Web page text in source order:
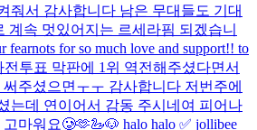
줘서 감사합니다 남은 무대들도 기대
계속 멋있어지는 르세라핌 되겠습니
fearnots for so much love and support!! to
전투표 막판에 1위 역전해주셨다면서
주셨으면ㅜㅜ 감사합니다 저번주에
는데 연이어서 감동 주시네여 피어나
마워요🥲🫶🦢🐶 halo halo ✅ jollibee